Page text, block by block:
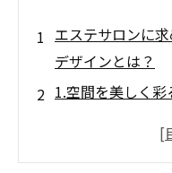
エステサロンに
デザインとは？
1.空間を美しく彩
2.お客様のリラ